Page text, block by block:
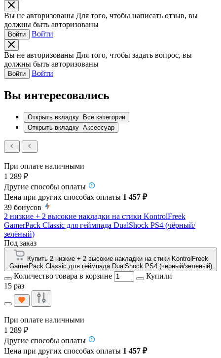
Вы не авторизованы Для того, чтобы написать отзыв, вы
должны быть авторизованы
Войти Войти
Вы не авторизованы Для того, чтобы задать вопрос, вы
должны быть авторизованы
Войти Войти
Вы интересовались
Открыть вкладку Все категории
Открыть вкладку Аксессуар
При оплате наличными
1 289 ₽
Другие способы оплаты
Цена при других способах оплаты 1 457 ₽
39 бонусов
2 низкие + 2 высокие накладки на стики KontrolFreek
GamerPack Classic для геймпада DualShock PS4 (чёрный/
зелёный)
Под заказ
Купить 2 низкие + 2 высокие накладки на стики KontrolFreek
GamerPack Classic для геймпада DualShock PS4 (чёрный/зелёный)
Количество товара в корзине
Купили
15 раз
При оплате наличными
1 289 ₽
Другие способы оплаты
Цена при других способах оплаты 1 457 ₽